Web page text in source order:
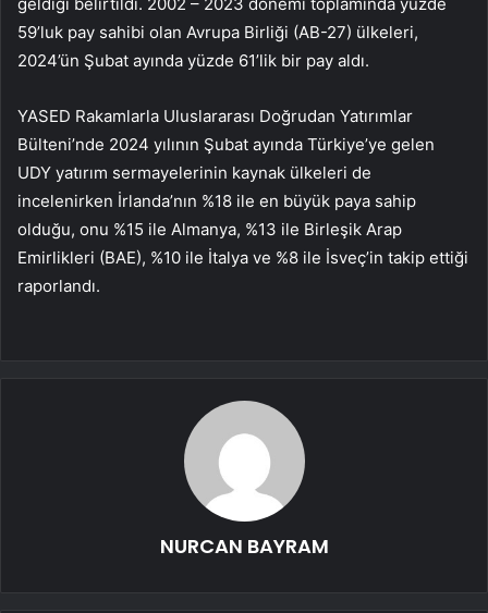
59’luk pay sahibi olan Avrupa Birliği (AB-27) ülkeleri,
2024’ün Şubat ayında yüzde 61’lik bir pay aldı.
YASED Rakamlarla Uluslararası Doğrudan Yatırımlar
Bülteni’nde 2024 yılının Şubat ayında Türkiye’ye gelen
UDY yatırım sermayelerinin kaynak ülkeleri de
incelenirken İrlanda’nın %18 ile en büyük paya sahip
olduğu, onu %15 ile Almanya, %13 ile Birleşik Arap
Emirlikleri (BAE), %10 ile İtalya ve %8 ile İsveç’in takip ettiği
raporlandı.
NURCAN BAYRAM